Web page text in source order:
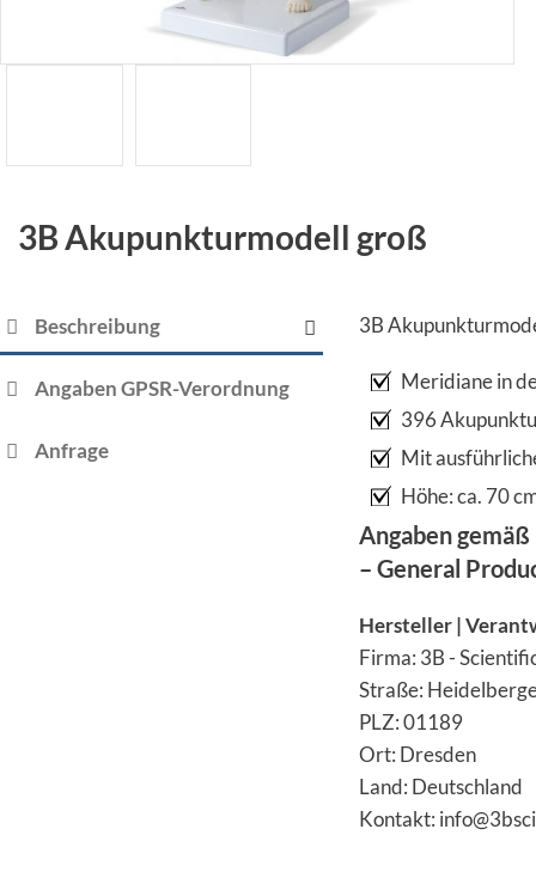
3B Akupunkturmodell groß
Beschreibung
Angaben GPSR-Verordnung
Anfrage
3B
Meridiane in
396
Mit
Höhe: ca. 70
Angaben
– General
Hersteller |
Firma: 3B -
Straße:
PLZ: 01189
Ort: Dresden
Land: Deutschland
Kontakt: